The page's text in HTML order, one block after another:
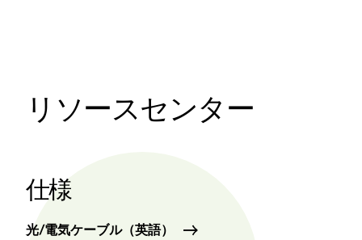
リソースセンター
仕様
光/電気ケーブル（英語）